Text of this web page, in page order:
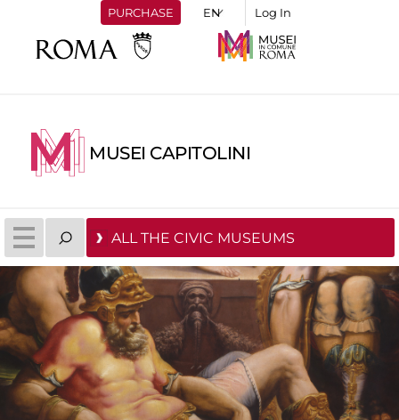
PURCHASE Log In
MUSEI CAPITOLINI
ALL THE CIVIC MUSEUMS